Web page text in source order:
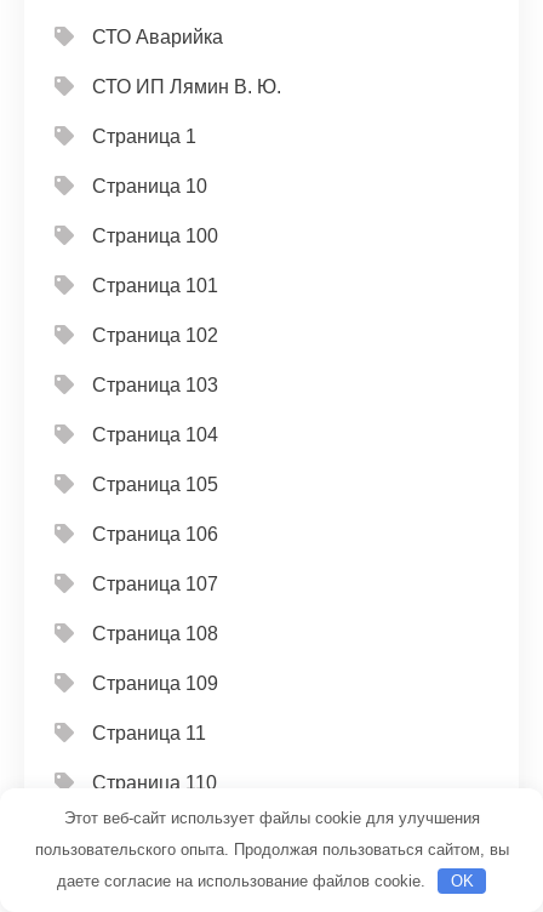
СТО Аварийка
СТО ИП Лямин В. Ю.
Страница 1
Страница 10
Страница 100
Страница 101
Страница 102
Страница 103
Страница 104
Страница 105
Страница 106
Страница 107
Страница 108
Страница 109
Страница 11
Страница 110
Страница 112
Этот веб-сайт использует файлы cookie для улучшения
пользовательского опыта. Продолжая пользоваться сайтом, вы
даете согласие на использование файлов cookie.
OK